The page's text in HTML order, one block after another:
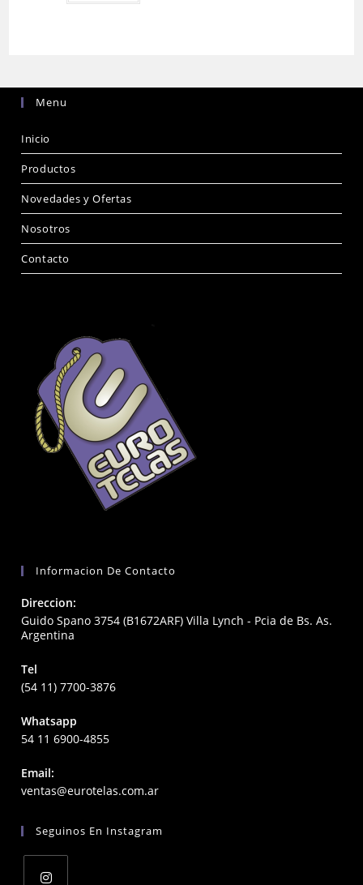
Menu
Inicio
Productos
Novedades y Ofertas
Nosotros
Contacto
Informacion De Contacto
Direccion:
Guido Spano 3754 (B1672ARF) Villa Lynch - Pcia de Bs. As.
Argentina
Tel
(54 11) 7700-3876
Whatsapp
54 11 6900-4855
Email:
ventas@eurotelas.com.arOpens
application
Seguinos En Instagram